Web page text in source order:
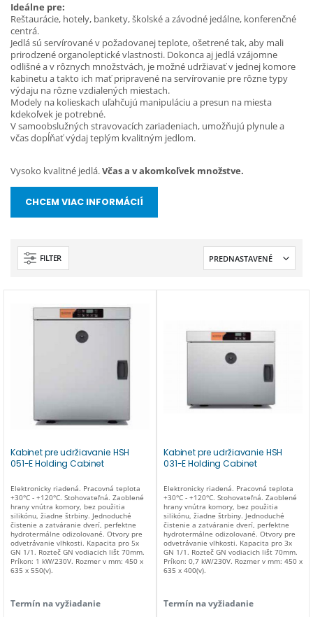
Ideálne pre:
Reštaurácie, hotely, bankety, školské a závodné jedálne, konferenčné
centrá.
Jedlá sú servírované v požadovanej teplote, ošetrené tak, aby mali
prirodzené organoleptické vlastnosti. Dokonca aj jedlá vzájomne
odlišné a v rôznych množstvách, je možné udržiavať v jednej komore
kabinetu a takto ich mať pripravené na servírovanie pre rôzne typy
výdaju na rôzne vzdialených miestach.
Modely na kolieskach uľahčujú manipuláciu a presun na miesta
kdekoľvek je potrebné.
V samoobslužných stravovacích zariadeniach, umožňujú plynule a
včas dopĺňať výdaj teplým kvalitným jedlom.
Vysoko kvalitné jedlá.Včas a v akomkoľvek množstve.
CHCEM VIAC INFORMÁCIÍ
FILTER
Kabinet pre udržiavanie HSH
051-E Holding Cabinet
Elektronicky riadená. Pracovná teplota
+30°C - +120°C. Stohovateľná. Zaoblené
hrany vnútra komory, bez použitia
silikónu, žiadne štrbiny. Jednoduché
čistenie a zatváranie dverí, perfektne
hydrotermálne odizolované. Otvory pre
odvetrávanie vlhkosti. Kapacita pro 5x
GN 1/1. Rozteč GN vodiacich lišt 70mm.
Príkon: 1 kW/230V. Rozmer v mm: 450 x
635 x 550(v).
Termín na vyžiadanie
Kabinet pre udržiavanie HSH
031-E Holding Cabinet
Elektronicky riadená. Pracovná teplota
+30°C - +120°C. Stohovateľná. Zaoblené
hrany vnútra komory, bez použitia
silikónu, žiadne štrbiny. Jednoduché
čistenie a zatváranie dverí, perfektne
hydrotermálne odizolované. Otvory pre
odvetrávanie vlhkosti. Kapacita pro 3x
GN 1/1. Rozteč GN vodiacich lišt 70mm.
Príkon: 0,7 kW/230V. Rozmer v mm: 450 x
635 x 400(v).
Termín na vyžiadanie